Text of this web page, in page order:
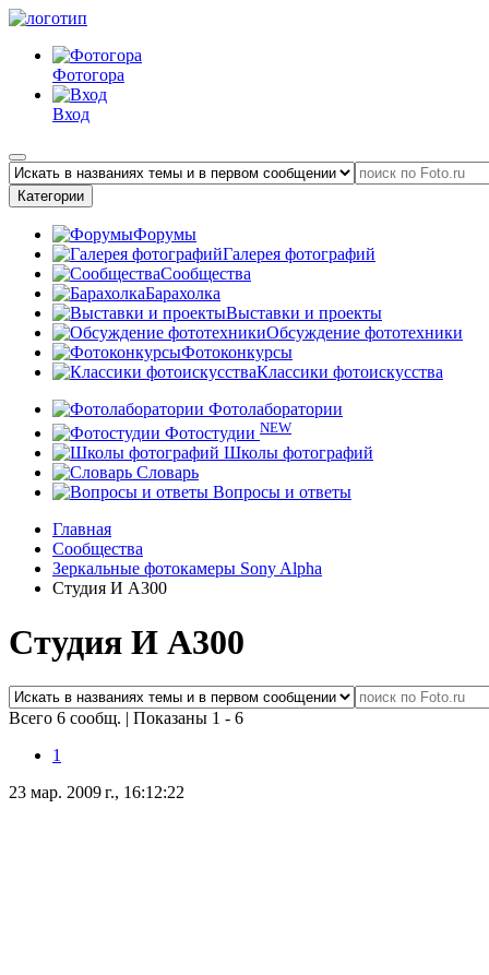
Фотогора
Вход
Категории
Форумы
Галерея фотографий
Сообщества
Барахолка
Выставки и проекты
Обсуждение фототехники
Фотоконкурсы
Классики фотоискусства
Фотолаборатории
Фотостудии NEW
Школы фотографий
Словарь
Вопросы и ответы
Главная
Сообщества
Зеркальные фотокамеры Sony Alpha
Студия И А300
Студия И А300
Всего 6 сообщ. | Показаны 1 - 6
1
23 мар. 2009 г., 16:12:22